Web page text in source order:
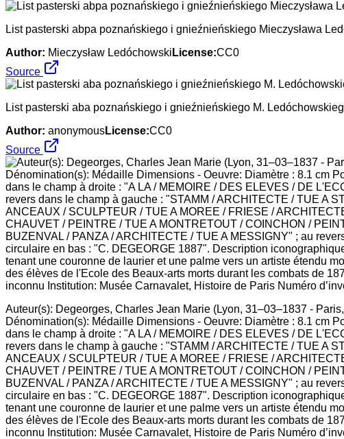
List pasterski abpa poznańskiego i gnieźnieńskiego Mieczysława
Author: Mieczysław Ledóchowski License:CC0
Source
List pasterski aba poznańskiego i gnieźnieńskiego M.
Author: anonymousLicense:CC0
Source
Auteur(s): Degeorges, Charles Jean Marie (Lyon, 31–03–1837 -
Dénomination(s): Médaille Dimensions - Oeuvre: Diamètre : 8.1 cm
dans le champ à droite : "A LA / MEMOIRE / DES ELEVES / DE
revers dans le champ à gauche : "STAMM / ARCHITECTE / TUE A
ANCEAUX / SCULPTEUR / TUE A MOREE / FRIESE /
CHAUVET / PEINTRE / TUE A MONTRETOUT / COINCHON /
BUZENVAL / PANZA / ARCHITECTE / TUE A MESSIGNY" ; au
circulaire en bas : "C. DEGEORGE 1887". Description
tenant une couronne de laurier et une palme vers un artiste étendu
des élèves de l'Ecole des Beaux-arts morts durant les combats de
inconnu Institution: Musée Carnavalet, Histoire de Paris Numéro